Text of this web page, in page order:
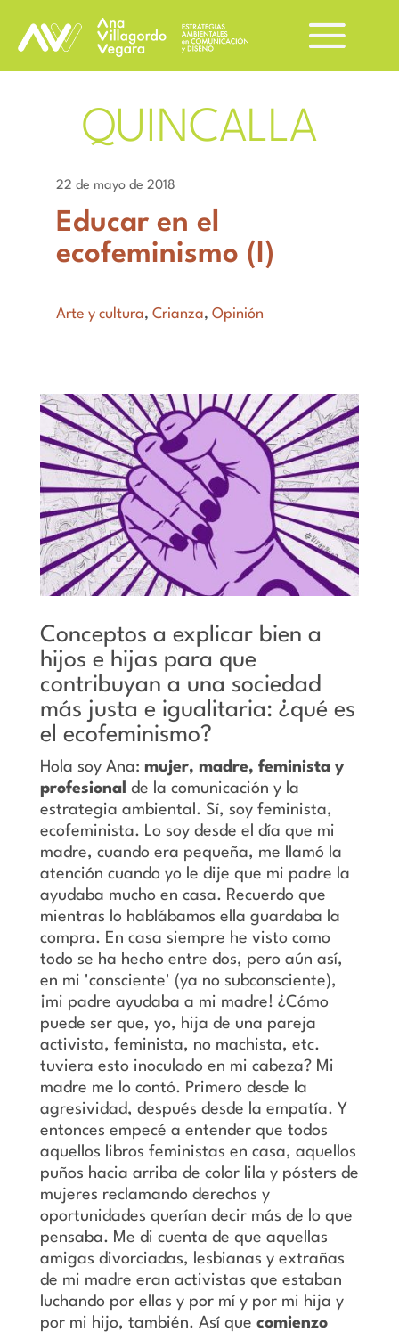
QUINCALLA
22 de mayo de 2018
Educar en el
ecofeminismo (I)
Arte y cultura, Crianza, Opinión
Conceptos a explicar bien a
hijos e hijas para que
contribuyan a una sociedad
más justa e igualitaria: ¿qué es
el ecofeminismo?
Hola soy Ana: mujer, madre, feminista y
profesional de la comunicación y la
estrategia ambiental. Sí, soy feminista,
ecofeminista. Lo soy desde el día que mi
madre, cuando era pequeña, me llamó la
atención cuando yo le dije que mi padre la
ayudaba mucho en casa. Recuerdo que
mientras lo hablábamos ella guardaba la
compra. En casa siempre he visto como
todo se ha hecho entre dos, pero aún así,
en mi 'consciente' (ya no subconsciente),
¡mi padre ayudaba a mi madre! ¿Cómo
puede ser que, yo, hija de una pareja
activista, feminista, no machista, etc.
tuviera esto inoculado en mi cabeza? Mi
madre me lo contó. Primero desde la
agresividad, después desde la empatía. Y
entonces empecé a entender que todos
aquellos libros feministas en casa, aquellos
puños hacia arriba de color lila y pósters de
mujeres reclamando derechos y
oportunidades querían decir más de lo que
pensaba. Me di cuenta de que aquellas
amigas divorciadas, lesbianas y extrañas
de mi madre eran activistas que estaban
luchando por ellas y por mí y por mi hija y
por mi hijo, también. Así que comienzo